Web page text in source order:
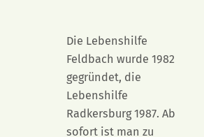
Die Lebenshilfe
Feldbach wurde 1982
gegründet, die
Lebenshilfe
Radkersburg 1987. Ab
sofort ist man zu